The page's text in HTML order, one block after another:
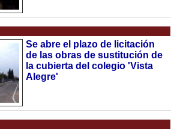
Se abre el plazo de licitación
de las obras de sustitución de
la cubierta del colegio 'Vista
Alegre'